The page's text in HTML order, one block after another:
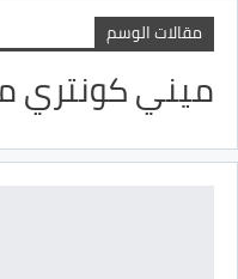
مقالات الوسم
ميني كونتري مان